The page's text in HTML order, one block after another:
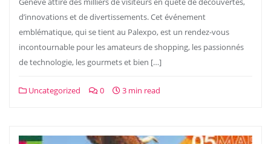
d’innovations et de divertissements. Cet événement
emblématique, qui se tient au Palexpo, est un rendez-vous
incontournable pour les amateurs de shopping, les passionnés
de technologie, les gourmets et bien […]
Uncategorized 0 3 min read